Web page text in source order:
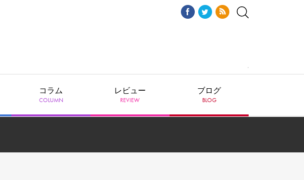
コラム
COLUMN
レビュー
REVIEW
ブログ
BLOG